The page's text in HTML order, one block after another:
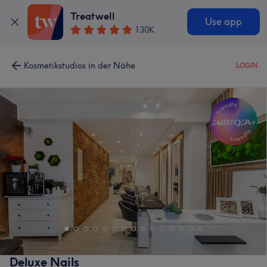
Treatwell
130K
Use app
Kosmetikstudios in der Nähe LOGIN
Deluxe Nails